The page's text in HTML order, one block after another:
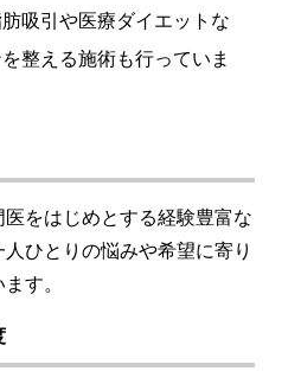
肪吸引や医療ダイエットな
整える施術も行っていま
をはじめとする経験豊富な
ひとりの悩みや希望に寄り
す。